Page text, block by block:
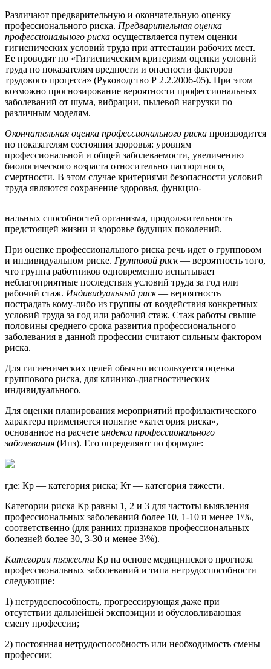
Различают предварительную и окончательную оценку
профессионального риска. Предварительная оценка
профессионального риска осуществляется путем оценки
гигиенических условий труда при аттестации рабочих мест.
Ее проводят по «Гигиеническим критериям оценки условий
труда по показателям вредности и опасности факторов
трудового процесса» (Руководство Р 2.2.2006-05). При этом
возможно прогнозирование вероятности профессиональных
заболеваний от шума, вибрации, пылевой нагрузки по
различным моделям.
Окончательная оценка профессионального риска производится
по показателям состояния здоровья: уровням
профессиональной и общей заболеваемости, увеличению
биологического возраста относительно паспортного,
смертности. В этом случае критериями безопасности условий
труда являются сохранение здоровья, функцио-
нальных способностей организма, продолжительность
предстоящей жизни и здоровье будущих поколений.
При оценке профессионального риска речь идет о групповом
и индивидуальном риске. Групповой риск— вероятность того,
что группа работников одновременно испытывает
неблагоприятные последствия условий труда за год или
рабочий стаж. Индивидуальный риск— вероятность
пострадать кому-либо из группы от воздействия конкретных
условий труда за год или рабочий стаж. Стаж работы свыше
половины среднего срока развития профессионального
заболевания в данной профессии считают сильным фактором
риска.
Для гигиенических целей обычно используется оценка
группового риска, для клинико-диагностических —
индивидуального.
Для оценки планирования мероприятий профилактического
характера применяется понятие «категория риска»,
основанное на расчете индекса профессионального
заболевания (Ипз). Его определяют по формуле:
где: Кр — категория риска; Кт — категория тяжести.
Категории риска Кр равны 1, 2 и 3 для частоты выявления
профессиональных заболеваний более 10, 1-10 и менее 1\%,
соответственно (для ранних признаков профессиональных
болезней более 30, 3-30 и менее 3\%).
Категории тяжести Кр на основе медицинского прогноза
профессиональных заболеваний и типа нетрудоспособности
следующие:
1) нетрудоспособность, прогрессирующая даже при
отсутствии дальнейшей экспозиции и обусловливающая
смену профессии;
2) постоянная нетрудоспособность или необходимость смены
профессии;